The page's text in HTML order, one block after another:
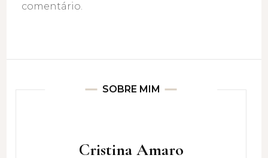
comentário.
SOBRE MIM
Cristina Amaro